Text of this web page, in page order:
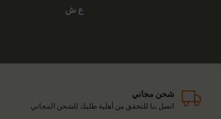
ع ش
شحن مجاني
اتصل بنا للتحقق من أهلية طلبك للشحن المجاني